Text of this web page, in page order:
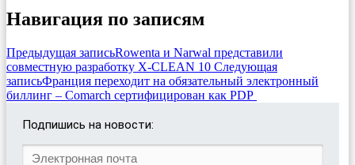
Навигация по записям
Предыдущая записьRowenta и Narwal представили
совместную разработку X-CLEAN 10 Следующая
записьФранция переходит на обязательный электронный
биллинг – Comarch сертифицирован как PDP
Подпишись на новости: